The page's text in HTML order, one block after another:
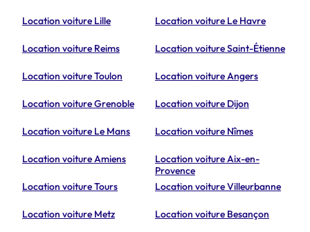
Location voiture Lille Location voiture Le Havre
Location voiture Reims Location voiture Saint-Étienne
Location voiture Toulon Location voiture Angers
Location voiture Grenoble Location voiture Dijon
Location voiture Le Mans Location voiture Nîmes
Location voiture Amiens
Location voiture Aix-en-
Provence
Location voiture Tours
Location voiture Villeurbanne
Location voiture Metz Location voiture Besançon